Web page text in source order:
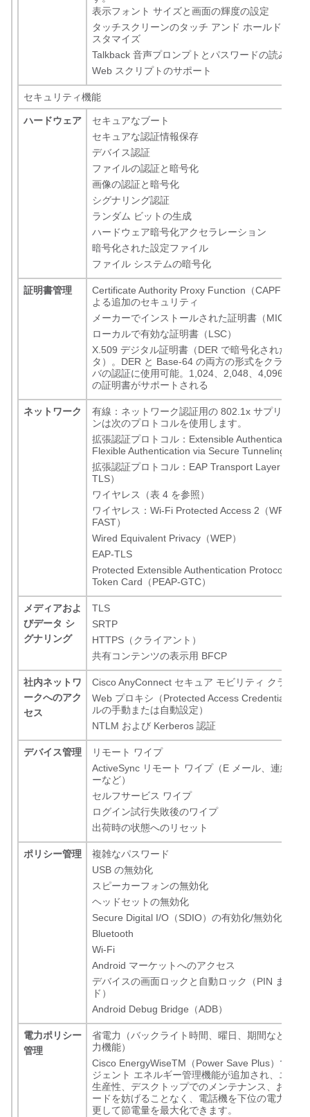
表示フォント サイズと画面の輝度の設定
タッチスクリーンのタッチ アンド ホールドの遅
スタマイズ
Talkback 音声プロンプトとパスワードの読み上げ
Web スクリプトのサポート
セキュリティ機能
ハードウェア
セキュアなブート
セキュアな認証情報保存
デバイス認証
ファイルの認証と暗号化
画像の認証と暗号化
シグナリング認証
ランダム ビットの生成
ハードウェア暗号化アクセラレーション
暗号化された設定ファイル
ファイル システムの暗号化
証明書管理
Certificate Authority Proxy Function（CAPF）の
よる追加のセキュリティ
メーカーでインストールされた証明書（MIC）
ローカルで有効な証明書（LSC）
X.509 デジタル証明書（DER で暗号化されたバ
タ）。DER と Base-64 の両方の形式をクライア
バの認証に使用可能。1,024、2,048、4,096 のキ
の証明書がサポートされる
ネットワーク
有線：ネットワーク認証用の 802.1x サプリカン
ンは次のプロトコルを使用します。
拡張認証プロトコル：Extensible Authentication
Flexible Authentication via Secure Tunneling（
拡張認証プロトコル：EAP Transport Layer
TLS）
ワイヤレス（表 4 を参照）
ワイヤレス：Wi-Fi Protected Access 2（WPA2）
FAST）
Wired Equivalent Privacy（WEP）
EAP-TLS
Protected Extensible Authentication Protocol -
Token Card（PEAP-GTC）
メディアおよ
びデータ シ
グナリング
TLS
SRTP
HTTPS（クライアント）
共有コンテンツの表示用 BFCP
社内ネットワ
ークへのアク
セス
Cisco AnyConnect セキュア モビリティ クライア
Web プロキシ（Protected Access Credential（
ルの手動または自動設定）
NTLM および Kerberos 認証
デバイス管理
リモート ワイプ
ActiveSync リモート ワイプ（E メール、連絡先
ーなど）
セルフサービス ワイプ
ログイン試行失敗後のワイプ
出荷時の状態へのリセット
ポリシー管理
複雑なパスワード
USB の無効化
スピーカーフォンの無効化
ヘッドセットの無効化
Secure Digital I/O（SDIO）の有効化/無効化
Bluetooth
Wi-Fi
Android マーケットへのアクセス
デバイスの画面ロックと自動ロック（PIN または
ド）
Android Debug Bridge（ADB）
電力ポリシー
管理
省電力（バックライト時間、曜日、期間などの基
力機能）
Cisco EnergyWiseTM （Power Save Plus）では
ジェント エネルギー管理機能が追加され、エン
生産性、デスクトップでのメンテナンス、および
ードを妨げることなく、電話機を下位の電力ステ
更して節電量を最大化できます。